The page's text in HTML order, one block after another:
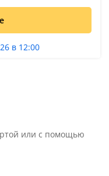
в 12:00
или с помощью